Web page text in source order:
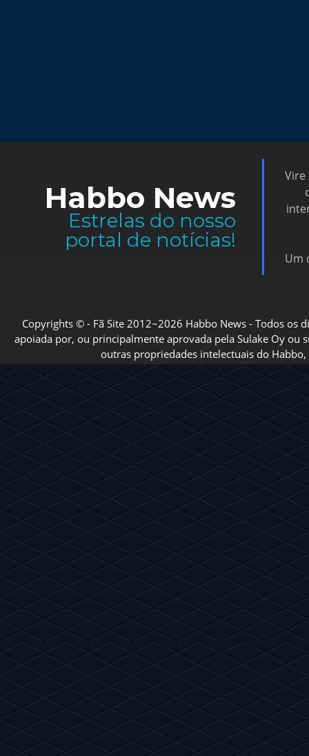
Habbo News
Estrelas do nosso
portal de notícias!
Vire
Um
Copyrights © - Fã Site 2012~2026 Habbo News - Todos os
apoiada por, ou principalmente aprovada pela Sulake Oy ou
outras propriedades intelectuais do